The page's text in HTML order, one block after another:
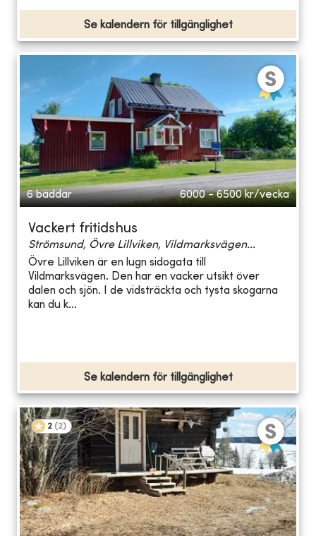
Se kalendern för tillgänglighet
6 bäddar 6000 - 6500 kr/vecka
Vackert fritidshus
Strömsund, Övre Lillviken, Vildmarksvägen...
Övre Lillviken är en lugn sidogata till
Vildmarksvägen. Den har en vacker utsikt över
dalen och sjön. I de vidsträckta och tysta skogarna
kan du k...
Se kalendern för tillgänglighet
2 (2)